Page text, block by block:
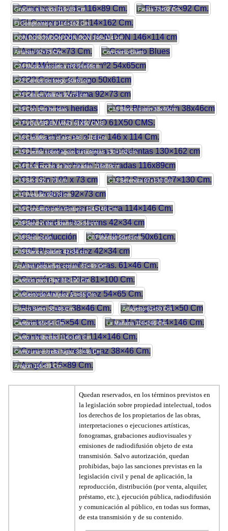
Gracias a la vida 116×89 Cm. Fiesta 73×92 Cm.
El Compromiso II 114×162 Cm.
DON DORONDON DON DON 146×114 cm
Asturias 92×73 Cm. Con-cierto Blues
C24 Música acuática nº2 54x65cm
C22 Carros de fuego 50x61cm
C21 Cita en Vailima 92×73 cm
C19 Con tres heridas C18 Blanco satén 38x46cm
C17 VOLVER EN VINO 61X50 CMS.
C16 Castillos en el aire 146 x 114 Cm.
C15 Puente sobre aguas turbulentas 130×162 cm
C14 En la noche de las miradas 116x89cm
C13 Sin ti 92 x 73 cm C12 Serenata 97×130 Cm.
C11 Preludio 92×73 cm
C10 Concierto para Guitarra 114×146 Cm.
C09 Send in the clowns 42×34 cm
C08 Seducción C07 libertad 50x61cm.
C05 Blanca palidez 42×34 cm
Aquellas pequeñas cosas. 61×46 Cm.
Canción para Pilar 81×100 Cm.
Concierto de Aranjuez 54×65 Cm.
Blanco Saten 38×46 Cm. Adagietto 61×50 Cm
Cantares 65×54 Cm. La Mañana 114×146 Cm.
Canto a la libertad 114×146 Cm.
Como una estrella fugaz 38×46 Cm.
Aragón 116×89 Cm.
Quedan reservados, en los términos previstos en
la legislación sobre propiedad intelectual, todos
los derechos de los propietarios de las obras,
interpretaciones o ejecuciones artísticas,
fonogramas, grabaciones audiovisuales y
emisiones de radiodifusión objeto de esta
transmisión. Salvo autorización, quedan
prohibidas, bajo las sanciones previstas en la
legislación civil y penal de aplicación, la
reproducción, distribución (por venta, alquiler,
préstamo, etc.), ejecución pública, radiodifusión
y comunicación al público, en todas sus formas,
de esta transmisión y de su contenido.